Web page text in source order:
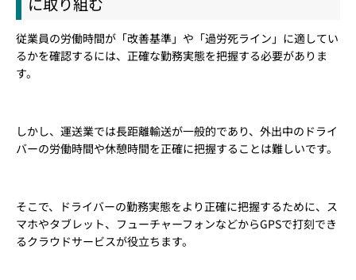
従業員の労働時間が「改善基準」や「過労死ライン」に適してい
るかを確認するには、正確な勤務実態を把握する必要がありま
す。
しかし、運送業では長距離輸送が一般的であり、外出中のドライ
バーの労働時間や休憩時間を正確に把握することは難しいです。
そこで、ドライバーの勤務実態をより正確に把握するために、ス
マホやタブレット、フューチャーフォンなどからGPSで打刻でき
るクラウドサービスが役立ちます。